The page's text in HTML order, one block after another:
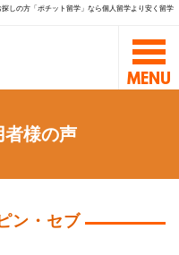
しの方「ポチット留学」なら個人留学より安く留学
者様の声
ン・セブ